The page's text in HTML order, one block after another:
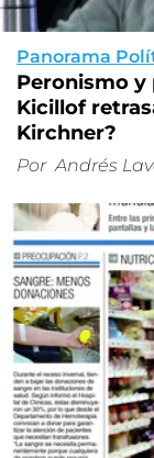
Panorama
Peronismo y
Kicillof
Kirchner?
Por Andrés